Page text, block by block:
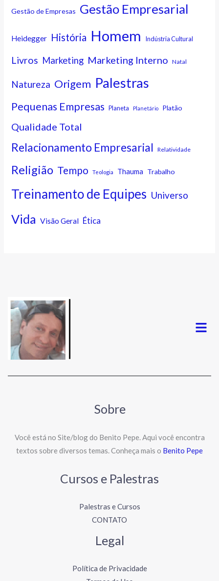
Gestão de Empresas Gestão Empresarial
Heidegger História Homem Indústria Cultural
Livros Marketing Marketing Interno Natal
Natureza Origem Palestras
Pequenas Empresas Planeta Planetário Platão
Qualidade Total
Relacionamento Empresarial Relatividade
Religião Tempo Teologia Thauma Trabalho
Treinamento de Equipes Universo
Vida Visão Geral Ética
Menu
Sobre
Você está no Site/blog do Benito Pepe. Aqui você encontra
textos sobre diversos temas. Conheça mais o Benito Pepe
Cursos e Palestras
Palestras e Cursos
CONTATO
Legal
Política de Privacidade